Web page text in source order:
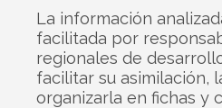
La información
facilitada por
regionales de
facilitar su asimilación,
organizarla en fichas y